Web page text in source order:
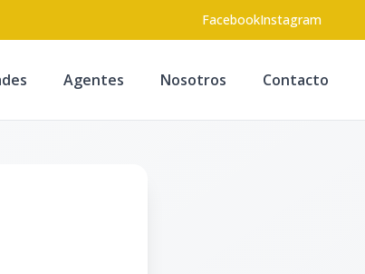
FacebookInstagram
Agentes Nosotros Contacto